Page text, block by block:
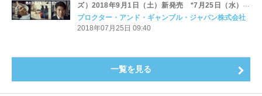
ズ）2018年9月1日（土）新発売 *7月25日（水）～
Web限定先行発売スタート
プロクター・アンド・ギャンブル・ジャパン株式会社
2018年07月25日 09:40
一覧を見る